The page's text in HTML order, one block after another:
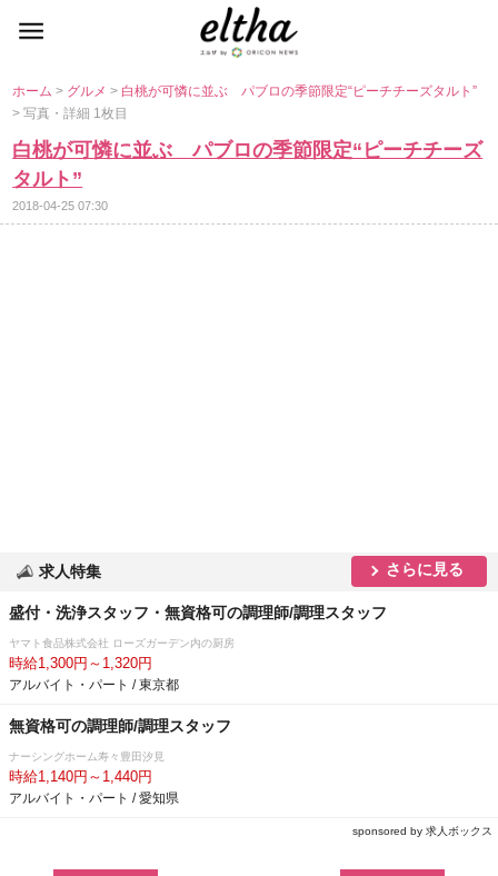
ホーム> グルメ> 白桃が可憐に並ぶ パブロの季節限定“ピーチチーズタルト”
> 写真・詳細 1枚目
白桃が可憐に並ぶ パブロの季節限定“ピーチチーズ
タルト”
2018-04-25 07:30
求人特集 さらに見る
盛付・洗浄スタッフ・無資格可の調理師/調理スタッフ
ヤマト食品株式会社 ローズガーデン内の厨房
時給1,300円～1,320円
アルバイト・パート / 東京都
無資格可の調理師/調理スタッフ
ナーシングホーム寿々豊田汐見
時給1,140円～1,440円
アルバイト・パート / 愛知県
sponsored by 求人ボックス